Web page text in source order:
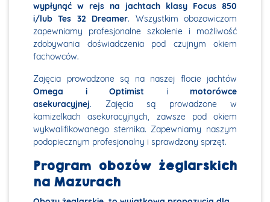
wypłynąć w rejs na jachtach klasy Focus 850
i/lub Tes 32 Dreamer. Wszystkim obozowiczom
zapewniamy profesjonalne szkolenie i możliwość
zdobywania doświadczenia pod czujnym okiem
fachowców.
Zajęcia prowadzone są na naszej flocie jachtów
Omega i Optimist i motorówce
asekuracyjnej. Zajęcia są prowadzone w
kamizelkach asekuracyjnych, zawsze pod okiem
wykwalifikowanego sternika. Zapewniamy naszym
podopiecznym profesjonalny i sprawdzony sprzęt.
Program obozów żeglarskich
na Mazurach